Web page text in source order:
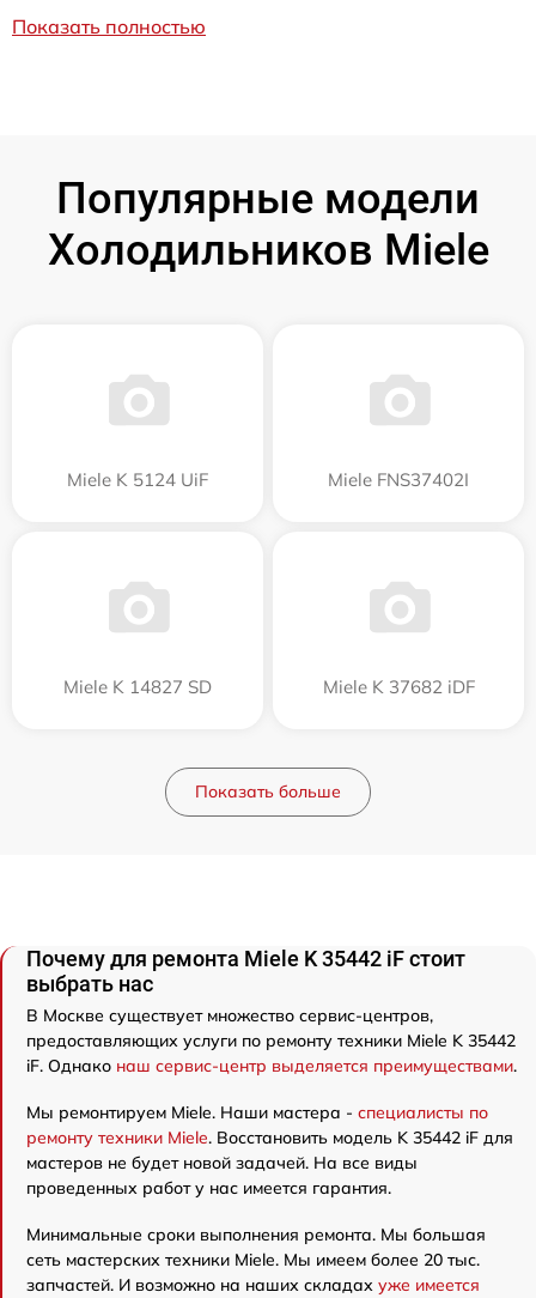
Показать полностью
Популярные модели
Холодильников Miele
Miele K 5124 UiF Miele FNS37402I
Miele K 14827 SD Miele K 37682 iDF
Показать больше
Почему для ремонта Miele K 35442 iF стоит
выбрать нас
В Москве существует множество сервис-центров,
предоставляющих услуги по ремонту техники Miele K 35442
iF. Однако наш сервис-центр выделяется преимуществами.
Мы ремонтируем Miele. Наши мастера - специалисты по
ремонту техники Miele. Восстановить модель K 35442 iF для
мастеров не будет новой задачей. На все виды
проведенных работ у нас имеется гарантия.
Минимальные сроки выполнения ремонта. Мы большая
сеть мастерских техники Miele. Мы имеем более 20 тыс.
запчастей. И возможно на наших складах уже имеется